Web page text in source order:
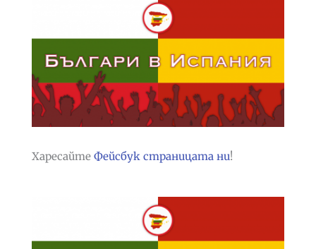
Харесайте Фейсбук страницата ни!